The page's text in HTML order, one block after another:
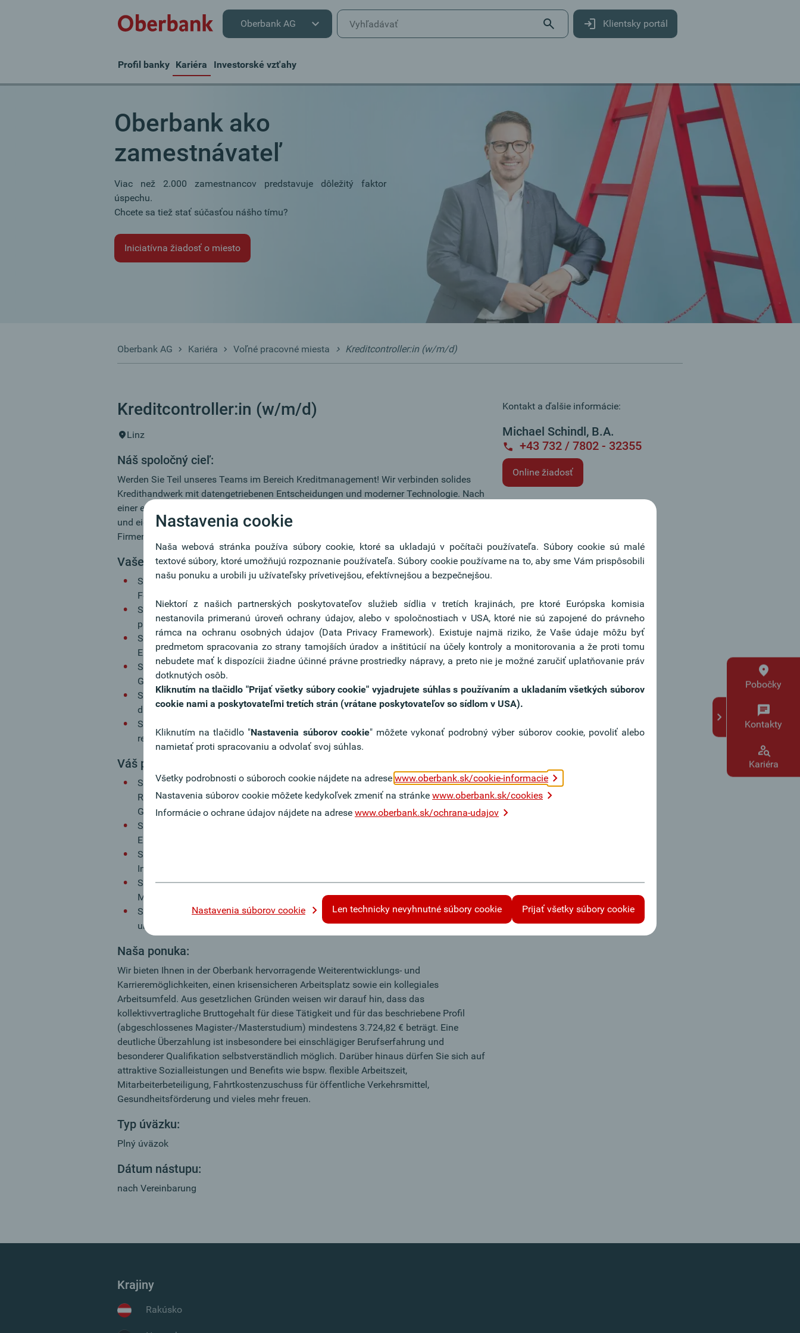
Oberbank AG Klientsky portál
Profil banky Kariéra Investorské vzt'ahy
Oberbank ako
zamestnávateľ
Viac než 2.000 zamestnancov predstavuje dôležitý faktor
úspechu.
Chcete sa tiež stať súčasťou nášho tímu?
Iniciatívna žiadosť o miesto
Oberbank AG Kariéra Voľné pracovné miesta Kreditcontroller:in (w/m/d)
Kreditcontroller:in (w/m/d)
Linz
Náš spoločný cieľ:
Werden Sie Teil unseres Teams im Bereich Kreditmanagement! Wir verbinden solides
Kredithandwerk mit datengetriebenen Entscheidungen und moderner Technologie. Nach
einer entsprechenden Einschulungsphase bearbeiten Sie als Underwriter:in eigenständig
und eigenverantwortlich Kreditanträge und treffen Kreditentscheidungen im Bereich
Firmenfinanzierungen.
Vaše najdôležitejšie úlohy:
Sie bearbeiten Kreditanträge und -anfragen eigenverantwortlich mit einem klaren
Fokus auf Ihre regionale Zuständigkeit.
Sie treffen Entscheidungen im Rahmen Ihrer Eigenkompetenz oder leiten Fälle
professionell an die zuständigen Kompetenzträger:innen weiter.
Sie setzen sich aktiv mit KI-gestützten Auswertungen auseinander, bewerten deren
Ergebnisse kritisch und integrieren diese verantwortungsvoll in Ihren Arbeitsablauf.
Sie unterstützen unsere Kundenberater:innen fachlich bei der strukturierten
Gestaltung von Kreditengagements.
Sie stellen die richtlinienkonforme Kreditgestion sicher und achten konsequent auf
die Einhaltung der Oberbank-Kreditstandards.
Sie beobachten laufend die wirtschaftliche und rechtliche Entwicklung in Ihrem
regionalen Einzugsgebiet und leiten daraus fundierte Einschätzungen ab.
Váš profil:
Sie verfügen über ein abgeschlossenes Studium der Wirtschafts- oder
Rechtswissenschaften; idealerweise bringen Sie zusätzlich eine kaufmännische
Grundausbildung mit.
Sie haben idealerweise bereits Erfahrung in der Bearbeitung, Beurteilung und
Entscheidung von Kreditanträgen gesammelt.
Sie arbeiten strukturiert und organisiert, sind zuverlässig und können komplexe
Inhalte rasch erfassen.
Sie kommunizieren klar, treten sicher auf und bringen eine ausgeprägte Teamplayer-
Mentalität mit.
Sie bringen ausgeprägte technische Affinität mit, interessieren sich für Neue Medien
und verfolgen Trends rund um Daten, Automatisierung und KI.
Naša ponuka:
Wir bieten Ihnen in der Oberbank hervorragende Weiterentwicklungs- und
Karrieremöglichkeiten, einen krisensicheren Arbeitsplatz sowie ein kollegiales
Arbeitsumfeld. Aus gesetzlichen Gründen weisen wir darauf hin, dass das
kollektivvertragliche Bruttogehalt für diese Tätigkeit und für das beschriebene Profil
(abgeschlossenes Magister-/Masterstudium) mindestens 3.724,82 € beträgt. Eine
deutliche Überzahlung ist insbesondere bei einschlägiger Berufserfahrung und
besonderer Qualifikation selbstverständlich möglich. Darüber hinaus dürfen Sie sich auf
attraktive Sozialleistungen und Benefits wie bspw. flexible Arbeitszeit,
Mitarbeiterbeteiligung, Fahrtkostenzuschuss für öffentliche Verkehrsmittel,
Gesundheitsförderung und vieles mehr freuen.
Typ úväzku:
Plný úväzok
Dátum nástupu:
nach Vereinbarung
Kontakt a ďalšie informácie:
Michael Schindl, B.A.
+43 732 / 7802 - 32355
Online žiadosť
Pobočky
Kontakty
Kariéra
Nastavenia cookie
Naša webová stránka používa súbory cookie, ktoré sa ukladajú v počítači používateľa. Súbory cookie sú malé
textové súbory, ktoré umožňujú rozpoznanie používateľa. Súbory cookie používame na to, aby sme Vám prispôsobili
našu ponuku a urobili ju užívateľsky prívetivejšou, efektívnejšou a bezpečnejšou.
Niektorí z našich partnerských poskytovateľov služieb sídlia v tretích krajinách, pre ktoré Európska komisia
nestanovila primeranú úroveň ochrany údajov, alebo v spoločnostiach v USA, ktoré nie sú zapojené do právneho
rámca na ochranu osobných údajov (Data Privacy Framework). Existuje najmä riziko, že Vaše údaje môžu byť
predmetom spracovania zo strany tamojších úradov a inštitúcií na účely kontroly a monitorovania a že proti tomu
nebudete mať k dispozícii žiadne účinné právne prostriedky nápravy, a preto nie je možné zaručiť uplatňovanie práv
dotknutých osôb.
Kliknutím na tlačidlo "Prijať všetky súbory cookie" vyjadrujete súhlas s používaním a ukladaním všetkých súborov
cookie nami a poskytovateľmi tretích strán (vrátane poskytovateľov so sídlom v USA).
Kliknutím na tlačidlo "Nastavenia súborov cookie" môžete vykonať podrobný výber súborov cookie, povoliť alebo
namietať proti spracovaniu a odvolať svoj súhlas.
Všetky podrobnosti o súboroch cookie nájdete na adrese www.oberbank.sk/cookie-informacie
Nastavenia súborov cookie môžete kedykoľvek zmeniť na stránke www.oberbank.sk/cookies
Informácie o ochrane údajov nájdete na adrese www.oberbank.sk/ochrana-udajov
Nastavenia súborov cookie Len technicky nevyhnutné súbory cookie Prijať všetky súbory cookie
Krajiny
Rakúsko